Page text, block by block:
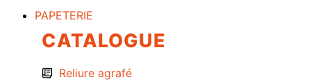
PAPETERIE
CATALOGUE
Reliure agrafé